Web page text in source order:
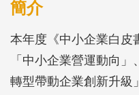
簡介
本年度《中小企業白皮
「中小企業營運動向
轉型帶動企業創新升級